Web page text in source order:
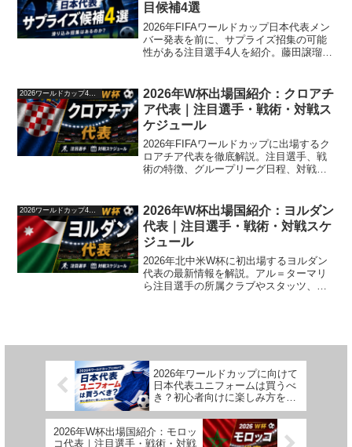
目候補4選
2026年FIFAワールドカップ日本代表メン
バー発表を前に、サプライズ招集の可能
性がある注目選手4人を紹介。藤田譲瑠チ
分析します。
2026年W杯出場国紹介：クロアチ
ア代表｜注目選手・戦術・対戦ス
ケジュール
2026年FIFAワールドカップに出場するク
ロアチア代表を徹底解説。注目選手、戦
術の特徴、グループリーグ日程、対戦相
2026年W杯出場国紹介：ヨルダン
代表｜注目選手・戦術・対戦スケ
ジュール
2026年北中米W杯に初出場するヨルダン
代表の最新情報を解説。アル＝ターマリ
ら注目選手の所属クラブやスタッツ、オ
2026年ワールドカップに向けて
日本代表ユニフォームは買うべ
き？初心者向けに楽しみ方を解
説
2026年W杯出場国紹介：モロッ
コ代表｜注目選手・戦術・対戦